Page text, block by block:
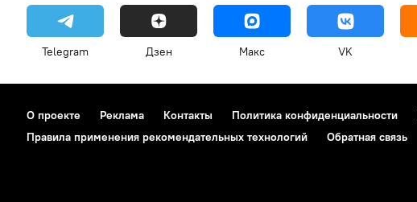
Telegram Дзен Макс VK
О проекте Реклама Контакты Политика конфиденциальности
Правила применения рекомендательных технологий
Обратная связь